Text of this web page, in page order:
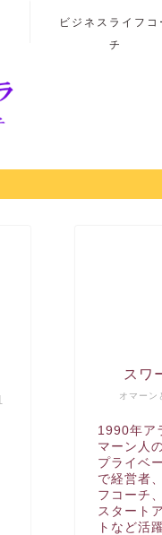
ビジネスライフコ
チ
オマーン
スワ
1990年ア
マーン人
プライベ
で経営者
フコーチ
スタート
トなど活